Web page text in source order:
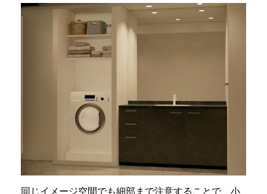
同じイメージ空間でも細部まで注意することで、小